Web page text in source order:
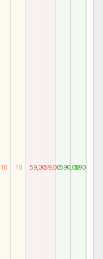
10 10 59,0059,00590,00590,00